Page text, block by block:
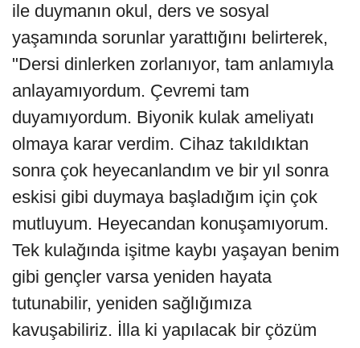
ile duymanın okul, ders ve sosyal
yaşamında sorunlar yarattığını belirterek,
"Dersi dinlerken zorlanıyor, tam anlamıyla
anlayamıyordum. Çevremi tam
duyamıyordum. Biyonik kulak ameliyatı
olmaya karar verdim. Cihaz takıldıktan
sonra çok heyecanlandım ve bir yıl sonra
eskisi gibi duymaya başladığım için çok
mutluyum. Heyecandan konuşamıyorum.
Tek kulağında işitme kaybı yaşayan benim
gibi gençler varsa yeniden hayata
tutunabilir, yeniden sağlığımıza
kavuşabiliriz. İlla ki yapılacak bir çözüm